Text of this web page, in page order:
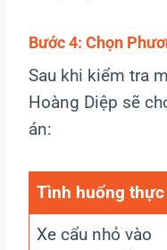
Bước 4: Chọn
Sau khi kiểm tra
Hoàng Diệp sẽ
án:
Tình huống
Xe cẩu nhỏ vào